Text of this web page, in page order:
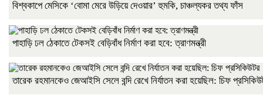
বিশ্বকাপে মেসিকে ‘বোমা মেরে উড়িয়ে দেওয়ার’ হুমকি, চাঞ্চল্যকর তথ্য ফাঁস
পাহাড়ি ঢল ঠেকাতে টেকসই বেড়িবাঁধ নির্মাণ করা হবে: ত্রাণমন্ত্রী
তারেক রহমানকেও জেআইসি সেলে বন্দি রেখে নির্যাতন করা হয়েছিল: চিফ